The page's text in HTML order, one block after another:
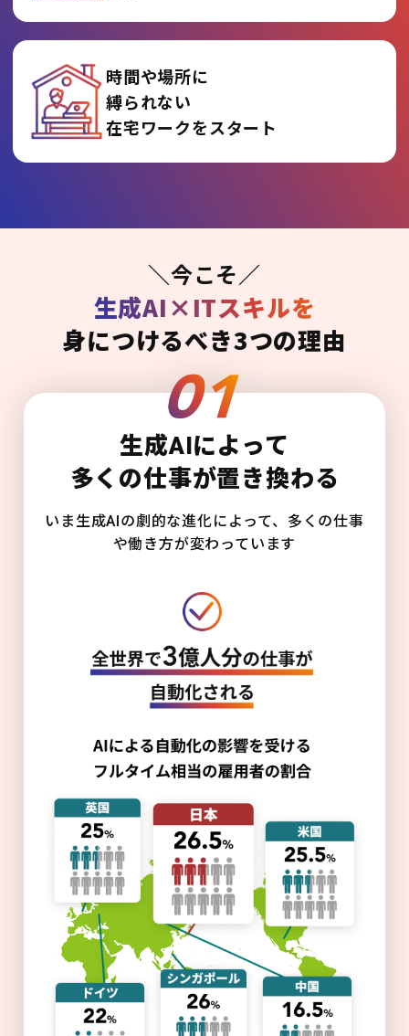
時間や場所に
縛られない
在宅ワークをスタート
＼今こそ／
生成AI×ITスキルを
身につけるべき3つの理由
生成AIによって
多くの仕事が置き換わる
いま生成AIの劇的な進化によって、多くの仕事
や働き方が変わっています